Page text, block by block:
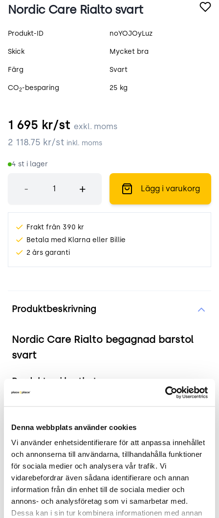
Denna webbplats använder cookies
Vi använder enhetsidentifierare för att anpassa innehållet
och annonserna till användarna, tillhandahålla funktioner
för sociala medier och analysera vår trafik. Vi
vidarebefordrar även sådana identifierare och annan
information från din enhet till de sociala medier och
annons- och analysföretag som vi samarbetar med.
Dessa kan i sin tur kombinera informationen med annan
Nordic Care Rialto svart
Produktspecifikation
Produkt-ID noYOJOyLuz
Skick Mycket bra
Färg Svart
CO2-besparing 25 kg
1 695 kr/st exkl. moms
2 118.75 kr/st inkl. moms
4 st i lager
- + Lägg i varukorg
Frakt från 390 kr
Betala med Klarna eller Billie
2 års garanti
Produktbeskrivning
Nordic Care Rialto begagnad barstol
svart
Produkten i korthet
Sitthöjd: 79 cm.
Skick: 4/5
2 års garanti
Mer om barstol Rialto
Stiliga Rialto från Nordic Care är en stol med
innovativ design inspirerad av den berömda